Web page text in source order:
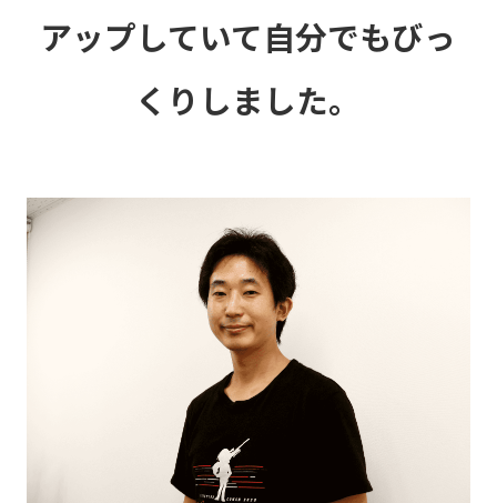
アップしていて自分でもびっ
くりしました。